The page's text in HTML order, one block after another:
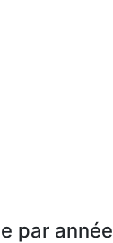
par année